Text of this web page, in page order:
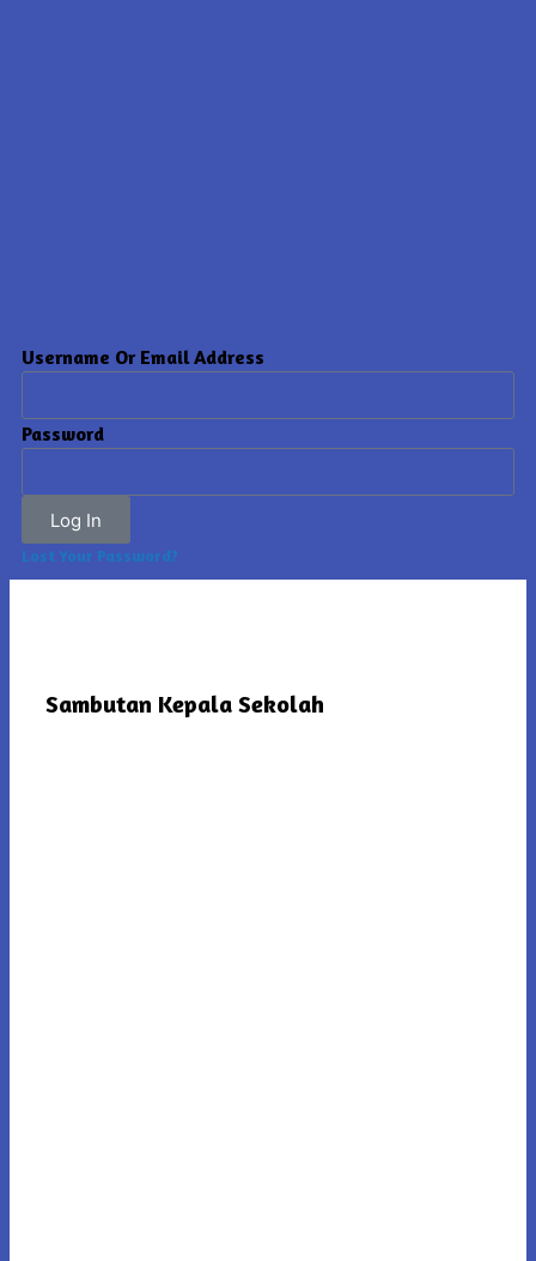
Username Or Email Address
Password
Log In
Lost Your Password?
Sambutan Kepala Sekolah